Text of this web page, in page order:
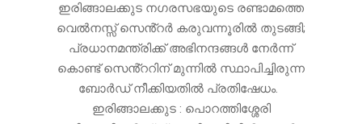
ഇരിങ്ങാലക്കുട നഗരസഭയുടെ രണ്ടാമത്തെ
വെൽനസ്സ് സെൻ്റർ കരുവന്നൂരിൽ തുടങ്ങി;
പ്രധാനമന്ത്രിക്ക് അഭിനന്ദങ്ങൾ നേർന്ന്
കൊണ്ട് സെൻ്ററിന് മുന്നിൽ സ്ഥാപിച്ചിരുന്ന
ബോർഡ് നീക്കിയതിൽ പ്രതിഷേധം.
ഇരിങ്ങാലക്കുട : പൊറത്തിശ്ശേരി